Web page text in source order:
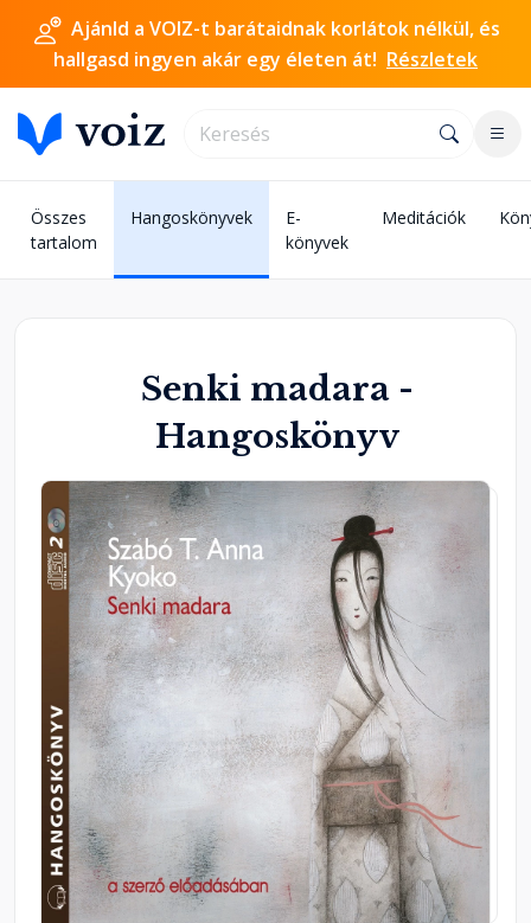
Ajánld a VOIZ-t barátaidnak korlátok nélkül, és
hallgasd ingyen akár egy életen át! Részletek
Összes
tartalom
Hangoskönyvek
E-
könyvek
Meditációk
Senki madara -
Hangoskönyv